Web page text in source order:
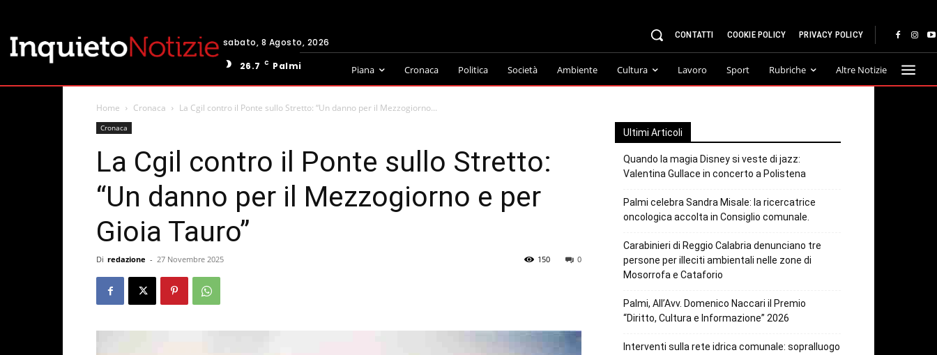
sabato, 8 Agosto, 2026
26.7
C Palmi
CONTATTI COOKIE POLICY PRIVACY POLICY
Piana Cronaca Politica Società Ambiente Cultura Lavoro Sport Rubriche Altre Notizie
Home Cronaca La Cgil contro il Ponte sullo Stretto: “Un danno per il Mezzogiorno...
Cronaca
La Cgil contro il Ponte sullo Stretto:
“Un danno per il Mezzogiorno e per
Gioia Tauro”
Di redazione - 27 Novembre 2025 0
150
Ultimi Articoli
Quando la magia Disney si veste di jazz:
Valentina Gullace in concerto a Polistena
Palmi celebra Sandra Misale: la ricercatrice
oncologica accolta in Consiglio comunale.
Carabinieri di Reggio Calabria denunciano tre
persone per illeciti ambientali nelle zone di
Mosorrofa e Cataforio
Palmi, All’Avv. Domenico Naccari il Premio
“Diritto, Cultura e Informazione” 2026
Interventi sulla rete idrica comunale: sopralluogo